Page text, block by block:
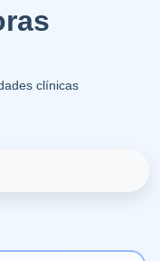
clínicas